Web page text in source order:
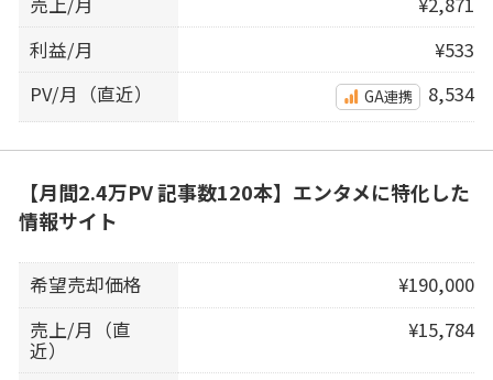
利益/月
¥533
PV/月（直近）
GA連携 8,534
【月間2.4万PV 記事数120本】エンタメに特化した
情報サイト
希望売却価格
¥190,000
売上/月（直
近）
¥15,784